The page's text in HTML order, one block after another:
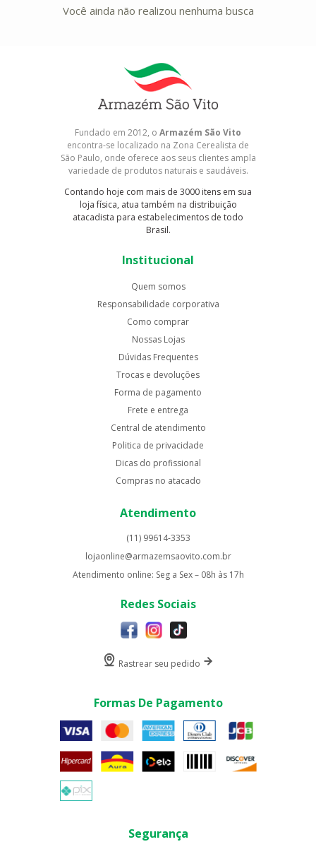
Você ainda não realizou nenhuma busca
Fundado em 2012, o Armazém São Vito
encontra-se localizado na Zona Cerealista de
São Paulo, onde oferece aos seus clientes ampla
variedade de produtos naturais e saudáveis.
Contando hoje com mais de 3000 itens em sua
loja física, atua também na distribuição
atacadista para estabelecimentos de todo
Brasil.
Institucional
Quem somos
Responsabilidade corporativa
Como comprar
Nossas Lojas
Dúvidas Frequentes
Trocas e devoluções
Forma de pagamento
Frete e entrega
Central de atendimento
Politica de privacidade
Dicas do profissional
Compras no atacado
Atendimento
(11) 99614-3353
lojaonline@armazemsaovito.com.br
Atendimento online: Seg a Sex – 08h às 17h
Redes Sociais
Rastrear seu pedido
Formas De Pagamento
Segurança